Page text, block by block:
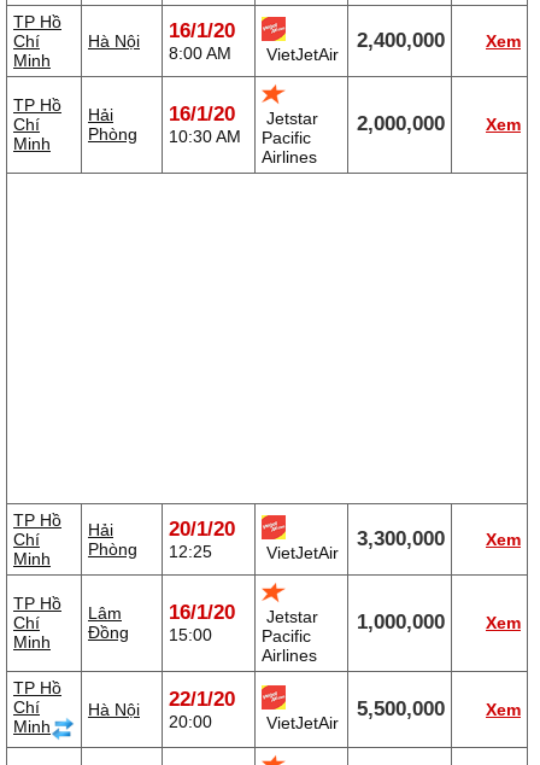
TP Hồ
Chí
Minh
Hà Nội 16/1/20
8:00 AM VietJetAir
2,400,000 Xem
TP Hồ
Chí
Minh
Hải
Phòng
16/1/20
10:30 AM
Jetstar
Pacific
Airlines
2,000,000 Xem
TP Hồ
Chí
Minh
Hải
Phòng
20/1/20
12:25 VietJetAir
3,300,000 Xem
TP Hồ
Chí
Minh
Lâm
Đồng
16/1/20
15:00
Jetstar
Pacific
Airlines
1,000,000 Xem
TP Hồ
Chí
Minh
Hà Nội 22/1/20
20:00 VietJetAir
5,500,000 Xem